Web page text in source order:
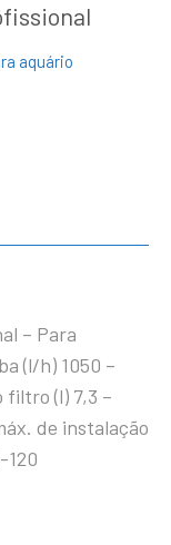
aquário
– Para
(l/h) 1050 –
filtro (l) 7,3 –
de instalação
120